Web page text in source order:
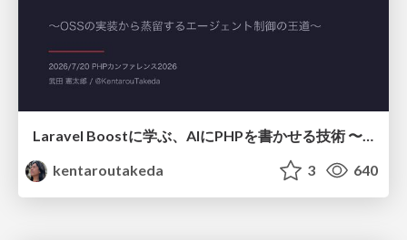
Laravel Boostに学ぶ、AIにPHPを書かせる技術 〜OSSの実装から蒸留するエージェント制御の王道〜
kentaroutakeda
3 640